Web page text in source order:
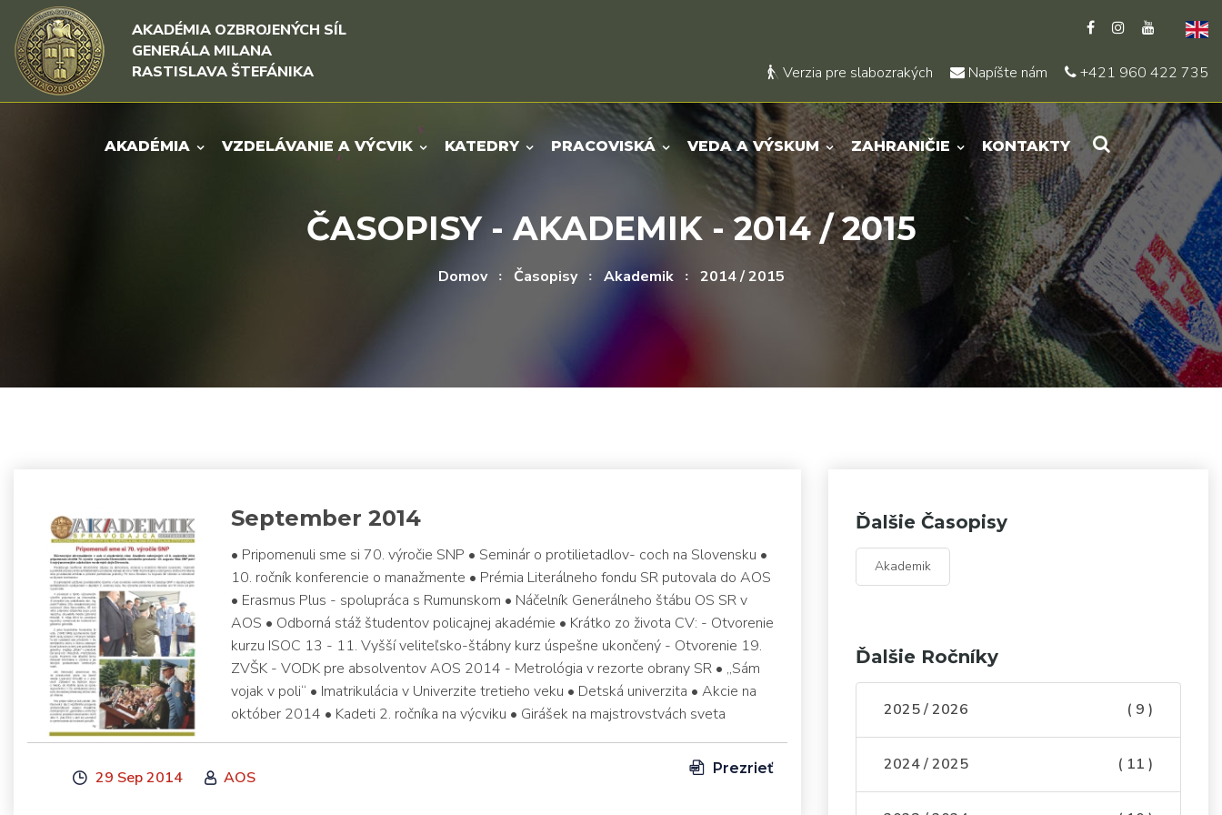
Rovno na obsah
Rovno na menu
AKADÉMIA OZBROJENÝCH SÍL
GENERÁLA MILANA
RASTISLAVA ŠTEFÁNIKA
Verzia pre slabozrakých Napíšte nám +421 960 422 735
AKADÉMIA VZDELÁVANIE A VÝCVIK KATEDRY PRACOVISKÁ VEDA A VÝSKUM ZAHRANIČIE KONTAKTY
ČASOPISY - AKADEMIK - 2014 / 2015
Domov Časopisy Akademik 2014 / 2015
September 2014
• Pripomenuli sme si 70. výročie SNP • Seminár o protilietadlov- coch na Slovensku •
10. ročník konferencie o manažmente • Prémia Literálneho fondu SR putovala do AOS
• Erasmus Plus - spolupráca s Rumunskom • Náčelník Generálneho štábu OS SR v
AOS • Odborná stáž študentov policajnej akadémie • Krátko zo života CV: - Otvorenie
kurzu ISOC 13 - 11. Vyšší veliteľsko-štábny kurz úspešne ukončený - Otvorenie 19.
ZVŠK - VODK pre absolventov AOS 2014 - Metrológia v rezorte obrany SR • „Sám
vojak v poli“ • Imatrikulácia v Univerzite tretieho veku • Detská univerzita • Akcie na
október 2014 • Kadeti 2. ročníka na výcviku • Girášek na majstrovstvách sveta
29 Sep 2014 AOS Prezrieť
Ďalšie Časopisy
Akademik
Ďalšie Ročníky
2025 / 2026 ( 9 )
2024 / 2025 ( 11 )